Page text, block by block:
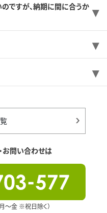
ですが、納期に間に合うか
お問い合わせは
～金 ※祝日除く）